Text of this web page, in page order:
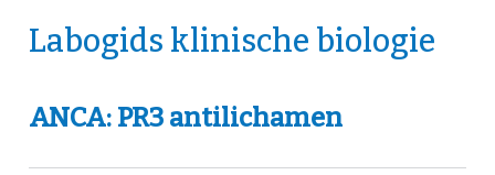
Labogids klinische biologie
ANCA: PR3 antilichamen